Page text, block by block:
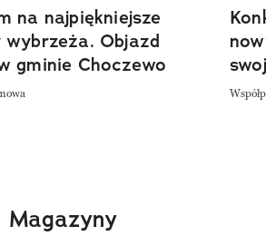
na najpiękniejsze
Objazd
gminie Choczewo
Magazyny